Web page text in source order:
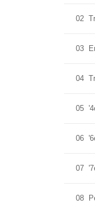
02
03
04
05
06
07
08